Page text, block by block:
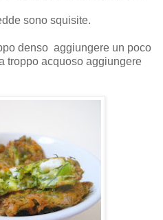
sono squisite.
denso aggiungere un poco
troppo acquoso aggiungere